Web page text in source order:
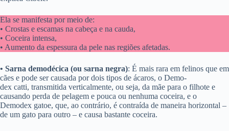
Ela se manifesta por meio de:
• Crostas e escamas na cabeça e na cauda,
• Coceira intensa,
• Aumento da espessura da pele nas regiões afetadas.
• Sarna demodécica (ou sarna negra): É mais rara em felinos que em
cães e pode ser causada por dois tipos de ácaros, o Demo-
dex catti, transmitida verticalmente, ou seja, da mãe para o filhote e
causando perda de pelagem e pouca ou nenhuma coceira, e o
Demodex gatoe, que, ao contrário, é contraída de maneira horizontal –
de um gato para outro – e causa bastante coceira.